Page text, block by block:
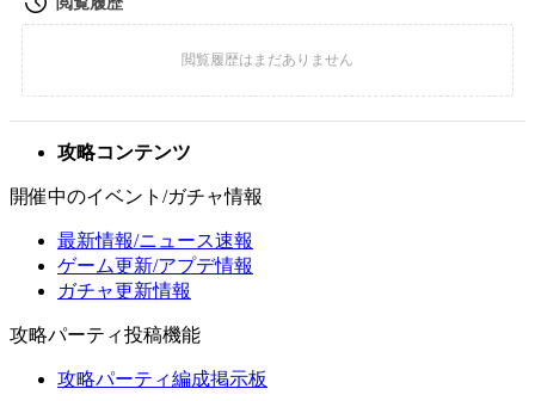
攻略コンテンツ
開催中のイベント/ガチャ情報
最新情報/ニュース速報
ゲーム更新/アプデ情報
ガチャ更新情報
攻略パーティ投稿機能
攻略パーティ編成掲示板